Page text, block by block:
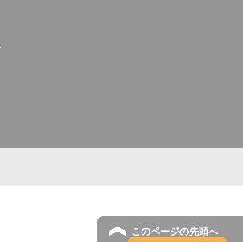
このページの先頭へ